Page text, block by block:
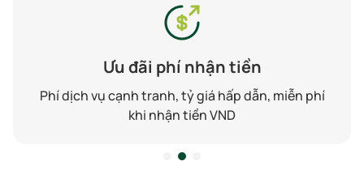
Ưu đãi phí nhận tiền
Phí dịch vụ cạnh tranh, tỷ giá hấp dẫn, miễn phí
khi nhận tiền VND